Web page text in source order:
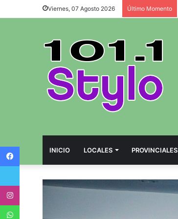
Viernes, 07 Agosto 2026 Último Momento
INICIO LOCALES PROVINCIALES
Twitter
Instagram